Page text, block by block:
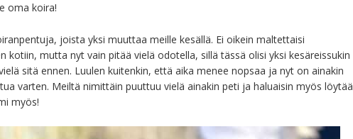
oma koira!
joista yksi muuttaa meille kesällä. Ei oikein maltettaisi
kotiin, mutta nyt vain pitää vielä odotella, sillä tässä olisi yksi kesäreissukin
sitä ennen. Luulen kuitenkin, että aika menee nopsaa ja nyt on ainakin
varten. Meiltä nimittäin puuttuu vielä ainakin peti ja haluaisin myös löytää
myös!